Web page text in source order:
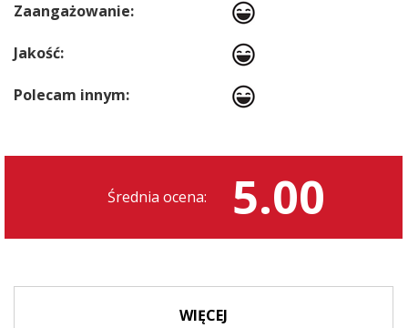
Zaangażowanie:
Jakość:
Polecam innym:
Średnia ocena: 5.00
WIĘCEJ